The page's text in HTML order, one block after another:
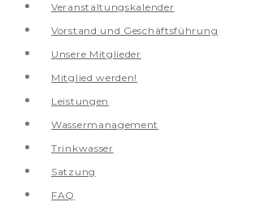
Veranstaltungskalender
Vorstand und Geschäftsführung
Unsere Mitglieder
Mitglied werden!
Leistungen
Wassermanagement
Trinkwasser
Satzung
FAQ